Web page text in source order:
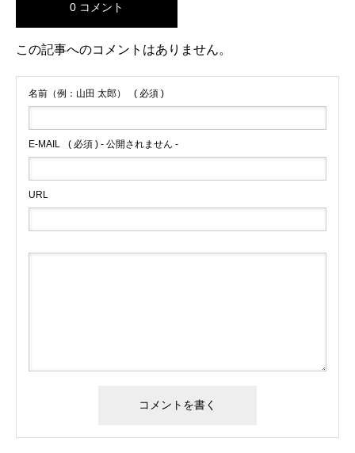
0 コメント
この記事へのコメントはありません。
名前（例：山田 太郎） ( 必須 )
E-MAIL ( 必須 ) - 公開されません -
URL